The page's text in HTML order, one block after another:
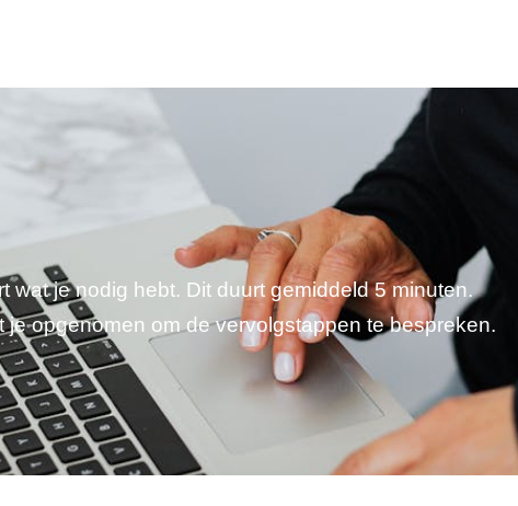
wat je nodig hebt. Dit duurt gemiddeld 5 minuten.
opgenomen om de vervolgstappen te bespreken.